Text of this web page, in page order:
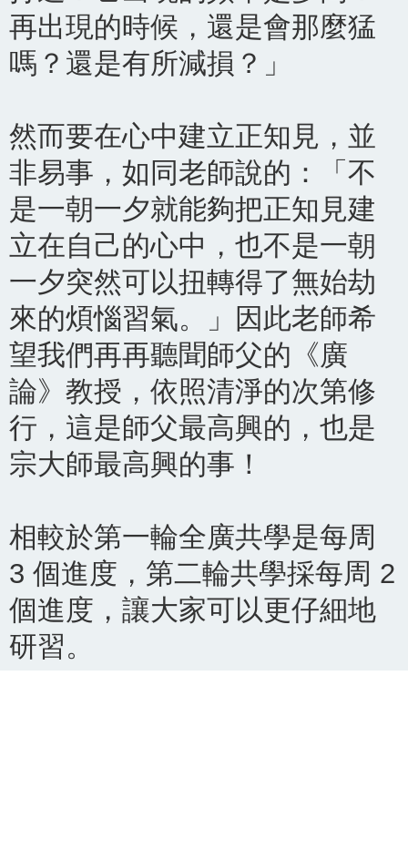
再出現的時候，還是會那麼猛
嗎？還是有所減損？」
然而要在心中建立正知見，並
非易事，如同老師說的：「不
是一朝一夕就能夠把正知見建
立在自己的心中，也不是一朝
一夕突然可以扭轉得了無始劫
來的煩惱習氣。」因此老師希
望我們再再聽聞師父的《廣
論》教授，依照清淨的次第修
行，這是師父最高興的，也是
宗大師最高興的事！
相較於第一輪全廣共學是每周
3 個進度，第二輪共學採每周 2
個進度，讓大家可以更仔細地
研習。